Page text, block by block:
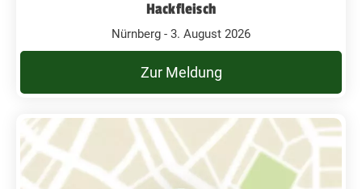
Hackfleisch
Nürnberg - 3. August 2026
Zur Meldung